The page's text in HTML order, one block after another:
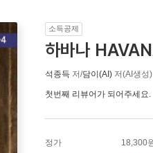
소득공제
하바나
석종득 저/담이(AI) 저(AI생성)
첫번째 리뷰어가 되어주세요.
정가 18,300